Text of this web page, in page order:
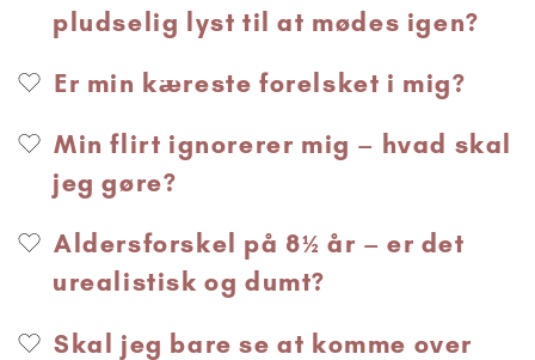
pludselig lyst til at mødes igen?
Er min kæreste forelsket i mig?
Min flirt ignorerer mig – hvad skal
jeg gøre?
Aldersforskel på 8½ år – er det
urealistisk og dumt?
Skal jeg bare se at komme over